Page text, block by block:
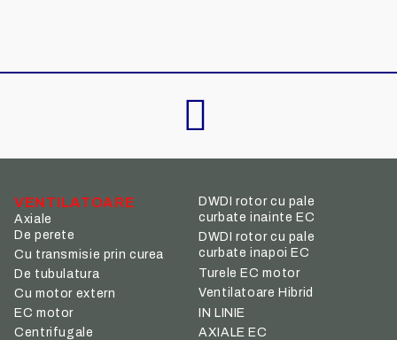
VENTILATOARE
Axiale
De perete
Cu transmisie prin curea
De tubulatura
Cu motor extern
EC motor
Centrifugale
DWDI rotor cu pale
curbate inainte EC
DWDI rotor cu pale
curbate inapoi EC
Turele EC motor
Ventilatoare Hibrid
IN LINIE
AXIALE EC